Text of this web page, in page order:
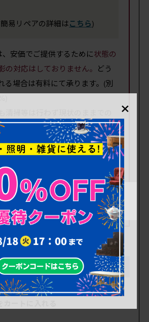
易リペアの詳細はこちら)
安価でご提供するために状態の
の対応はしておりません。 どう
る場合は有料にて承ります。(別
す。
ない劣化や損傷・内部を開けて
ない傷みなどありますので、
日
る方や状態が不安な方には、当
する「高品質リペア」をおすす
リペア予定品」ご注文の流れ
×